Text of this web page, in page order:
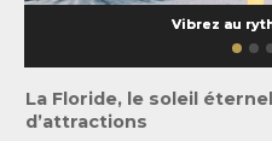
Vibrez au
La Floride, le soleil
d’attractions